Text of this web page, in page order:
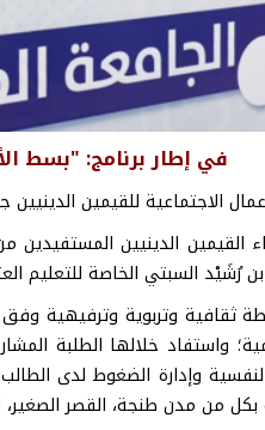
في إطار برنامج: "بسط
للقيمين الدينيين جامعة صيفية
13 (بكالوريا 2023) من أبناء القيمين
وتربوية وترفيهية
واستفاد خلالها الطلبة
وإدارة الضغوط لدى
من مدن طنجة، القصر